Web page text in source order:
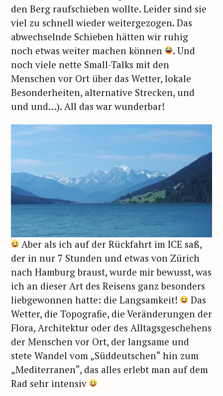
den Berg raufschieben wollte. Leider sind sie
viel zu schnell wieder weitergezogen. Das
abwechselnde Schieben hätten wir ruhig
noch etwas weiter machen können
. Und
noch viele nette Small-Talks mit den
Menschen vor Ort über das Wetter, lokale
Besonderheiten, alternative Strecken, und
und und…). All das war wunderbar!
Aber als ich auf der Rückfahrt im ICE saß,
der in nur 7 Stunden und etwas von Zürich
nach Hamburg braust, wurde mir bewusst, was
ich an dieser Art des Reisens ganz besonders
liebgewonnen hatte: die Langsamkeit!
Das
Wetter, die Topografie, die Veränderungen der
Flora, Architektur oder des Alltagsgeschehens
der Menschen vor Ort, der langsame und
stete Wandel vom „Süddeutschen“ hin zum
„Mediterranen“, das alles erlebt man auf dem
Rad sehr intensiv
S
u
c